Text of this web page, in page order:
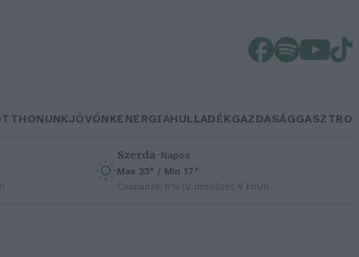
JÖVŐNKENERGIAHULLADÉKGAZDASÁGGASZTRO
Szerda–Napos
Max 33° / Min 17°
Csapadék: 0% (0 mm)Szél: 9 km/h